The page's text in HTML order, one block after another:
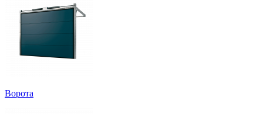
Ворота